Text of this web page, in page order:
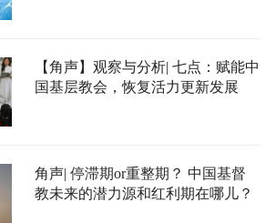
【角声】观察与分析| 七点：赋能中
国基层教会，恢复活力更新发展
角声| 停滞期or重整期？ 中国基督
教未来的潜力源和红利期在哪儿？